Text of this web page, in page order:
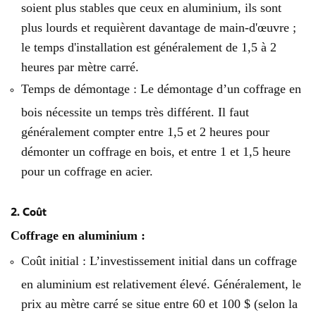
soient plus stables que ceux en aluminium, ils sont
plus lourds et requièrent davantage de main-d'œuvre ;
le temps d'installation est généralement de 1,5 à 2
heures par mètre carré.
Temps de démontage : Le démontage d’un coffrage en
bois nécessite un temps très différent. Il faut
généralement compter entre 1,5 et 2 heures pour
démonter un coffrage en bois, et entre 1 et 1,5 heure
pour un coffrage en acier.
2. Coût
Coffrage en aluminium :
Coût initial : L’investissement initial dans un coffrage
en aluminium est relativement élevé. Généralement, le
prix au mètre carré se situe entre 60 et 100 $ (selon la